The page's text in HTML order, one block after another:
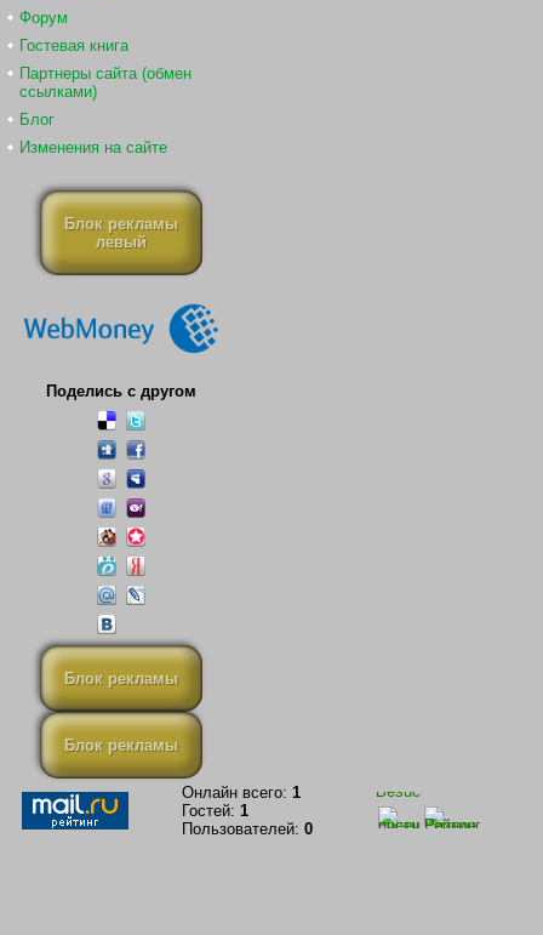
Форум
Гостевая книга
Партнеры сайта (обмен
ссылками)
Блог
Изменения на сайте
Блок рекламы
левый
Поделись с другом
Блок рекламы
Блок рекламы
Онлайн всего: 1
Гостей: 1
Пользователей: 0